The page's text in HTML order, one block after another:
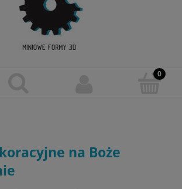
na Boże